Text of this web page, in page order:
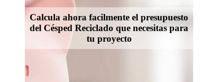
Calcula ahora facilmente el presupuesto
del Césped Reciclado que necesitas para
tu proyecto